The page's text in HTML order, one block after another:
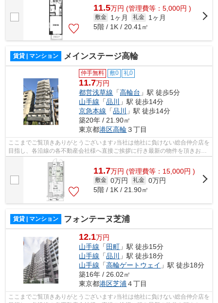
11.5万円 (管理費等：5,000円 )
敷金 1ヶ月 礼金
1ヶ月
5階 / 1K / 20.41㎡
賃貸 | マンション メインステージ高輪
仲手無料 敷0 礼0
11.7万円
都営浅草線 「高輪台 」駅 徒歩5分
山手線 「品川
」駅 徒歩14分
京急本線 「品川
」駅 徒歩14分
築20年 / 21.90㎡
東京都港区高輪 ３丁目
ここまでご覧頂きありがとうございます♪当社は他社に負けない総合仲介店を
目指し、各沿線の各不動産会社様へ直接ご挨拶に行き最新の物件を頂きお客
様へ提供しております！最新の情報は...
11.7万円 (管理費等：15,000円 )
敷金 0万円 礼金 0万円
5階 / 1K / 21.90㎡
賃貸 | マンション フォンテーヌ芝浦
12.1万円
山手線 「 田町 」駅 徒歩15分
山手線 「品川
」駅 徒歩18分
山手線 「高輪ゲートウェイ 」駅 徒歩18分
築16年 / 26.02㎡
東京都港区芝浦 ４丁目
ここまでご覧頂きありがとうございます♪当社は他社に負けない総合仲介店を